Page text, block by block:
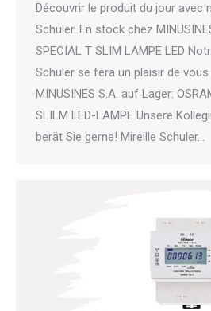
Découvrir le produit du jour avec
Schuler. En stock chez
SPECIAL T SLIM LAMPE LED
Schuler se fera un plaisir de
MINUSINES S.A. auf Lager:
SLILM LED-LAMPE Unsere
berät Sie gerne! Mireille Schuler…